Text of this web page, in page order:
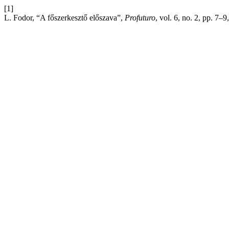
[1]
L. Fodor, “A főszerkesztő előszava”, Profuturo, vol. 6, no. 2, pp.